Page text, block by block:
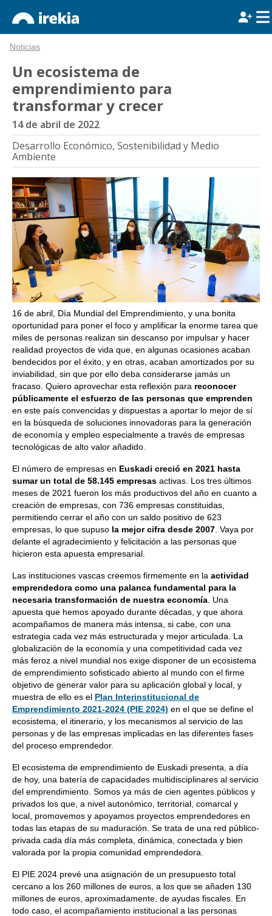
Noticias
Un ecosistema de
emprendimiento para
transformar y crecer
14 de abril de 2022
Desarrollo Económico, Sostenibilidad y Medio
Ambiente
16 de abril, Día Mundial del Emprendimiento, y una bonita
oportunidad para poner el foco y amplificar la enorme tarea que
miles de personas realizan sin descanso por impulsar y hacer
realidad proyectos de vida que, en algunas ocasiones acaban
bendecidos por el éxito, y en otras, acaban amortizados por su
inviabilidad, sin que por ello deba considerarse jamás un
fracaso. Quiero aprovechar esta reflexión para reconocer
públicamente el esfuerzo de las personas que emprenden
en este país convencidas y dispuestas a aportar lo mejor de sí
en la búsqueda de soluciones innovadoras para la generación
de economía y empleo especialmente a través de empresas
tecnológicas de alto valor añadido.
El número de empresas en Euskadi creció en 2021 hasta
sumar un total de 58.145 empresas activas. Los tres últimos
meses de 2021 fueron los más productivos del año en cuanto a
creación de empresas, con 736 empresas constituidas,
permitiendo cerrar el año con un saldo positivo de 623
empresas, lo que supuso la mejor cifra desde 2007 . Vaya por
delante el agradecimiento y felicitación a las personas que
hicieron esta apuesta empresarial.
Las instituciones vascas creemos firmemente en la actividad
emprendedora como una palanca fundamental para la
necesaria transformación de nuestra economía . Una
apuesta que hemos apoyado durante décadas, y que ahora
acompañamos de manera más intensa, si cabe, con una
estrategia cada vez más estructurada y mejor articulada. La
globalización de la economía y una competitividad cada vez
más feroz a nivel mundial nos exige disponer de un ecosistema
de emprendimiento sofisticado abierto al mundo con el firme
objetivo de generar valor para su aplicación global y local, y
muestra de ello es el Plan Interinstitucional de
Emprendimiento 2021-2024 (PIE 2024) en el que se define el
ecosistema, el itinerario, y los mecanismos al servicio de las
personas y de las empresas implicadas en las diferentes fases
del proceso emprendedor.
El ecosistema de emprendimiento de Euskadi presenta, a día
de hoy, una batería de capacidades multidisciplinares al servicio
del emprendimiento. Somos ya más de cien agentes públicos y
privados los que, a nivel autonómico, territorial, comarcal y
local, promovemos y apoyamos proyectos emprendedores en
todas las etapas de su maduración. Se trata de una red público-
privada cada día más completa, dinámica, conectada y bien
valorada por la propia comunidad emprendedora.
El PIE 2024 prevé una asignación de un presupuesto total
cercano a los 260 millones de euros, a los que se añaden 130
millones de euros, aproximadamente, de ayudas fiscales. En
todo caso, el acompañamiento institucional a las personas